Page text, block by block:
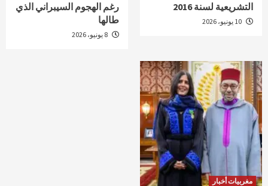
التشريعية لسنة 2016
رغم الهجوم السيبراني الذي
طالها
مغربيات أخبار